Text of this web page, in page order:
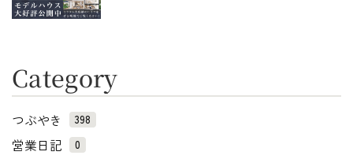
Category
つぶやき 398
営業日記 0